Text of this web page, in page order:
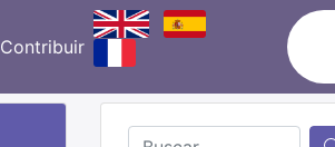
Contribuir